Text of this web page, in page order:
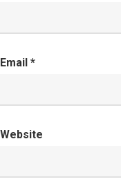
Email *
Website